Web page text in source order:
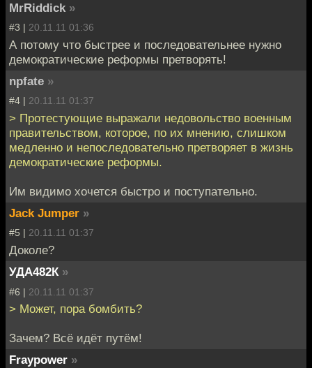
MrRiddick »
#3 | 20.11.11 01:36
А потому что быстрее и последовательнее нужно
демократические реформы претворять!
npfate »
#4 | 20.11.11 01:37
> Протестующие выражали недовольство военным
правительством, которое, по их мнению, слишком
медленно и непоследовательно претворяет в жизнь
демократические реформы.
Им видимо хочется быстро и поступательно.
Jack Jumper »
#5 | 20.11.11 01:37
Доколе?
УДА482К »
#6 | 20.11.11 01:37
> Может, пора бомбить?
Зачем? Всё идёт путём!
Fraypower »